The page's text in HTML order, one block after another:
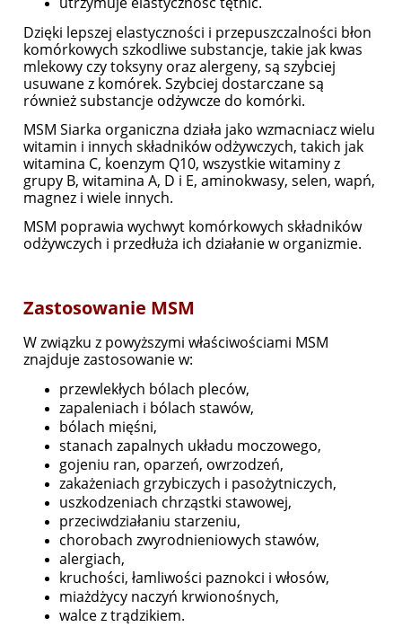
Dzięki lepszej elastyczności i przepuszczalności błon
komórkowych szkodliwe substancje, takie jak kwas
mlekowy czy toksyny oraz alergeny, są szybciej
usuwane z komórek. Szybciej dostarczane są
również substancje odżywcze do komórki.
MSM Siarka organiczna działa jako wzmacniacz wielu
witamin i innych składników odżywczych, takich jak
witamina C, koenzym Q10, wszystkie witaminy z
grupy B, witamina A, D i E, aminokwasy, selen, wapń,
magnez i wiele innych.
MSM poprawia wychwyt komórkowych składników
odżywczych i przedłuża ich działanie w organizmie.
Zastosowanie MSM
W związku z powyższymi właściwościami MSM
znajduje zastosowanie w:
przewlekłych bólach pleców,
zapaleniach i bólach stawów,
bólach mięśni,
stanach zapalnych układu moczowego,
gojeniu ran, oparzeń, owrzodzeń,
zakażeniach grzybiczych i pasożytniczych,
uszkodzeniach chrząstki stawowej,
przeciwdziałaniu starzeniu,
chorobach zwyrodnieniowych stawów,
alergiach,
kruchości, łamliwości paznokci i włosów,
miażdżycy naczyń krwionośnych,
walce z trądzikiem.